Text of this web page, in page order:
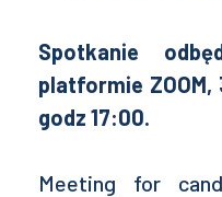
Spotkanie
platformie
godz 17:00.
Meeting for